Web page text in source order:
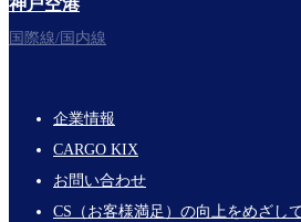
神戸空港
国際線/国内線
Footer
Links
企業情報
CARGO KIX
お問い合わせ
CS（お客様満足）の向上をめざし